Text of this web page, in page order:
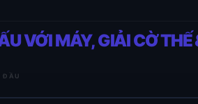
VỚI MÁY, GIẢI CỜ THẾ
ĐẦU